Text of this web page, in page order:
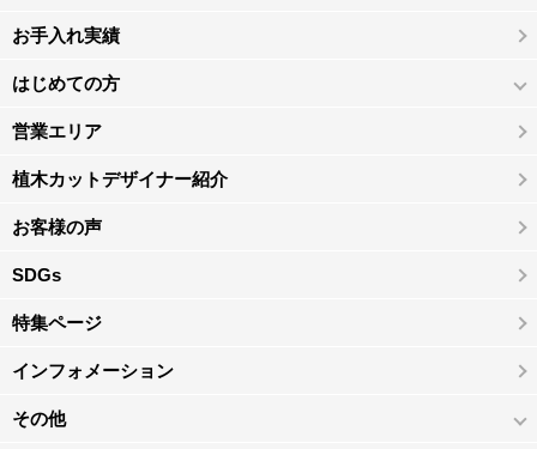
お手入れ実績
はじめての方
営業エリア
植木カットデザイナー紹介
お客様の声
SDGs
特集ページ
インフォメーション
その他